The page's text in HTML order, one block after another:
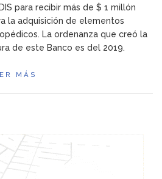
para recibir más de $ 1 millón
la adquisición de elementos
La ordenanza que creó la
de este Banco es del 2019.
MÁS